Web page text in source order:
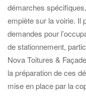
démarches
empiète sur la voirie. Il
demandes pour
de stationnement,
Nova Toitures &
la préparation de ces
mise en place par la